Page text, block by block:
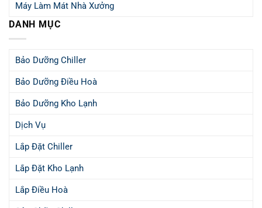
Máy Làm Mát Nhà Xưởng
DANH MỤC
Bảo Dưỡng Chiller
Bảo Dưỡng Điều Hoà
Bảo Dưỡng Kho Lạnh
Dịch Vụ
Lắp Đặt Chiller
Lắp Đặt Kho Lạnh
Lắp Điều Hoà